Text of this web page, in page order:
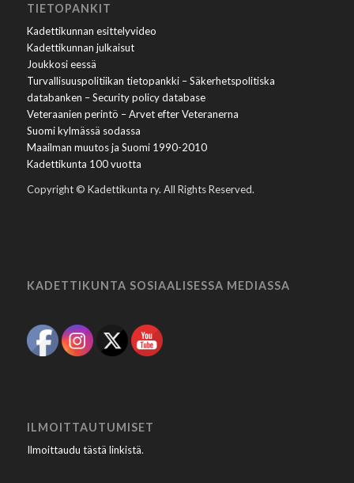
TIETOPANKIT
Kadettikunnan esittelyvideo
Kadettikunnan julkaisut
Joukkosi eessä
Turvallisuuspolitiikan tietopankki – Säkerhetspolitiska
databanken – Security policy database
Veteraanien perintö – Arvet efter Veteranerna
Suomi kylmässä sodassa
Maailman muutos ja Suomi 1990-2010
Kadettikunta 100 vuotta
Copyright © Kadettikunta ry. All Rights Reserved.
KADETTIKUNTA SOSIAALISESSA MEDIASSA
ILMOITTAUTUMISET
Ilmoittaudu tästä linkistä.